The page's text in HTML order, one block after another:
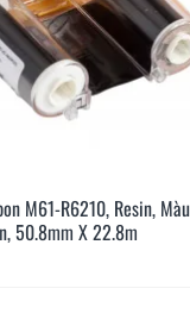
PT-
in nhãn
của
Để
Xem Nhanh
M61-R6210, Resin, Màu
50.8mm X 22.8m